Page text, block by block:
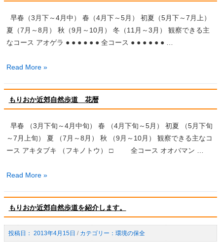
郊
自
然
道
の
ア
ル
し
ま
し
早春（3月下～4月中） 春（4月下～5月） 初夏（5月下～7月上）
夏（7月～8月） 秋（9月～10月） 冬（11月～3月） 観察できる主
なコース アオゲラ ● ● ● ● ● ● 全コース ● ● ● ● ● ● …
も
お
か
郊
自
然
道
鳥
Read More »
もりおか近郊自然歩道 花暦
早春 （3月下旬～4月中旬） 春 （4月下旬～5月） 初夏 （5月下旬
～7月上旬） 夏 （7月～8月） 秋 （9月～10月） 観察できる主なコ
ース アキタブキ （フキノトウ） □ 全コース オオバマン …
も
お
か
近
郊
Read More »
もりおか近郊自然歩道を紹介します。
2013年4月15日 / 環境の保全